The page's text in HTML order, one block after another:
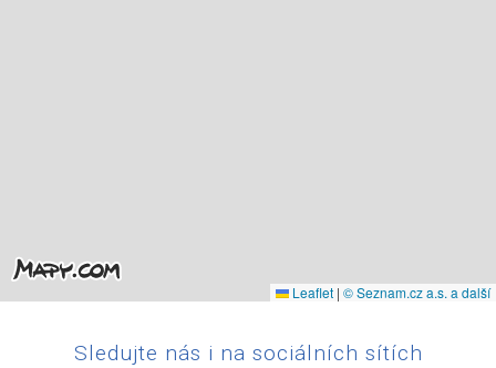
Leaflet | © Seznam.cz a.s. a další
Sledujte nás i na sociálních sítích